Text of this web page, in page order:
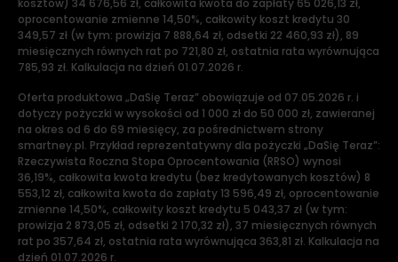
kosztów) 34 676,56 zł, całkowita kwota do zapłaty 65 026,13 zł,
oprocentowanie zmienne 14,50%, całkowity koszt kredytu 30
349,57 zł (w tym: prowizja 7 888,64 zł, odsetki 22 460,93 zł), 89
miesięcznych równych rat po 721,80 zł, ostatnia rata wyrównująca
785,93 zł. Kalkulacja na dzień 01.07.2026 r.
Oferta produktowa „DaSię Teraz” obowiązuje od 07.05.2026 r. i
dotyczy pożyczki w wysokości od 1 000 zł do 50 000 zł, zawieranej
na okres od 6 do 69 miesięcy, za pośrednictwem strony
smartney.pl. Przykład reprezentatywny dla pożyczki „DaSię Teraz”:
Rzeczywista Roczna Stopa Oprocentowania (RRSO) wynosi
36,19%, całkowita kwota kredytu (bez kredytowanych kosztów) 8
553,12 zł, całkowita kwota do zapłaty 13 596,49 zł, oprocentowanie
zmienne 14,50%, całkowity koszt kredytu 5 043,37 zł (w tym:
prowizja 2 873,05 zł, odsetki 2 170,32 zł), 37 miesięcznych równych
rat po 357,64 zł, ostatnia rata wyrównująca 363,81 zł. Kalkulacja na
dzień 01.07.2026 r.